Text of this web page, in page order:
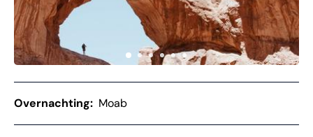
Overnachting: Moab